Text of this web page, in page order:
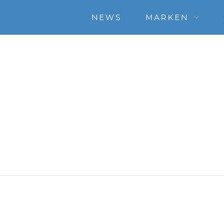
NEWS MARKEN